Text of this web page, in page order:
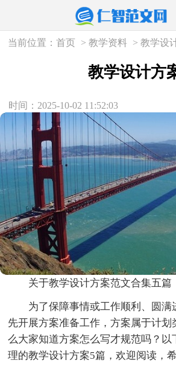
当前位置：首页 >教学资料 >教学设
教学设计方
时间：2025-10-02 11:52:03
关于教学设计方案范文合集五篇
为了保障事情或工作顺利、圆满
先开展方案准备工作，方案属于计划
么大家知道方案怎么写才规范吗？以
理的教学设计方案5篇，欢迎阅读，